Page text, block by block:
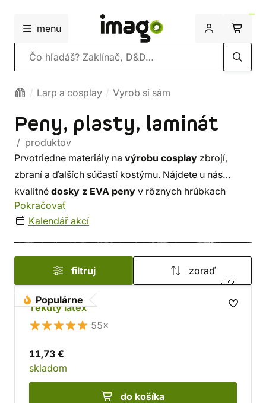
menu
Vyhľadávanie
Larp a cosplay Vyrob si sám
Peny, plasty, laminát
/ produktov
Prvotriedne materiály na výrobu cosplay zbrojí,
zbraní a ďalších súčastí kostýmu. Nájdete u nás
kvalitné dosky z EVA peny v rôznych hrúbkach
a hustotách.
repliky filmových, seriálových alebo herných zbraní
a na výrobu doplnkov môžete využiť našu ponuku
cosplayflexu,penovej hmotyalebolatexu.
Pokračovať
Kalendář akcí
filtruj zoraď
Populárne
Tekutý latex
55×
11,73 €
skladom
do košíka